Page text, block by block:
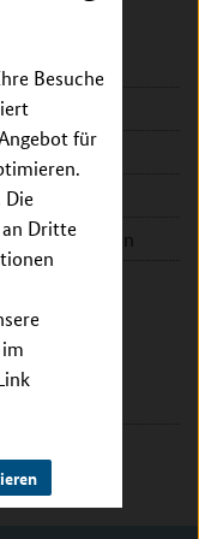
Besuche
für
Die
Dritte
E. Kaufmann
für
- Abt.